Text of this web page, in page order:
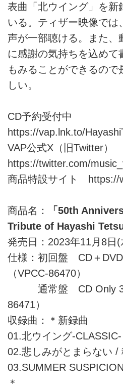
表曲「北ウイング」を新
いる。ティザー映像では
声が一部聴ける。また、
に感謝の気持ちを込めて
もみることができるので
しい。
CD予約受付中
https://vap.lnk.to/
VAP公式X（旧Twitter）
https://twitter.com/
商品特設サイト
https://
商品名：
「50th
Tribute of Hayashi
発売日：2023年11月8日(
仕様：初回盤 CD＋
（VPCC-86470）
通常盤 CD Only
86471）
収録曲：＊新録曲
01.北ウイング-
02.悲しみがとまらない /
03.SUMMER
＊